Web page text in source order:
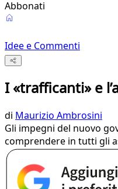
Abbonati
Idee e Commenti
I «trafficanti» e
di Maurizio Ambrosini
Gli impegni del nuovo
comprendere in tutti gli